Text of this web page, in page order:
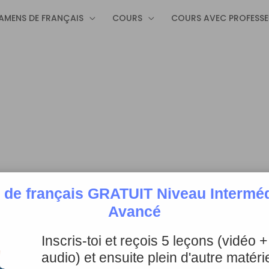
DE FRANÇAIS COURS COURS AVEC
Différents Examens de Français
français GRATUIT Niveau
Avancé
Inscris-toi et reçois 5 leçons (vidéo
audio) et ensuite plein d'autre